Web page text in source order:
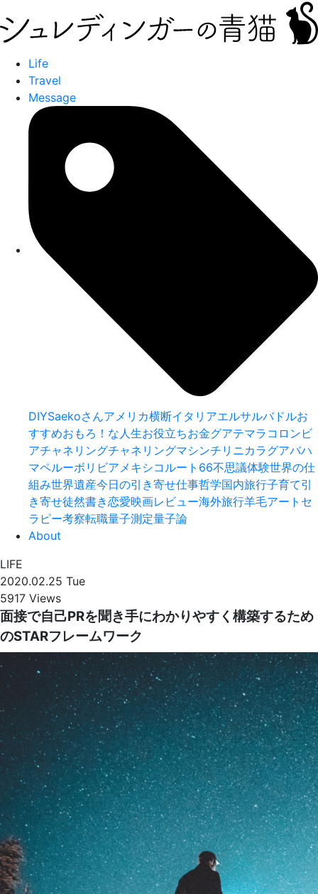
Life
Travel
Message
DIYSaekoさんアメリカ横断イタリアエルサルバドルお
すすめおもろ！な人生お役立ちお金グアテマラ コロンビ
アチャネリングチャネリングマシンチリ ニカラグアバハ
マペルーボリビア メキシコ ルート66不思議体験世界の仕
組み世界遺産今日の引き寄せ仕事哲学国内旅行子育て引
き寄せ徒然書き恋愛映画レビュー海外旅行羊毛アートセ
ラピー考察転職量子測定量子論
About
LIFE
2020.02.25 Tue
5917 Views
面接で自己PRを聞き手にわかりやすく構築するため
のSTARフレームワーク